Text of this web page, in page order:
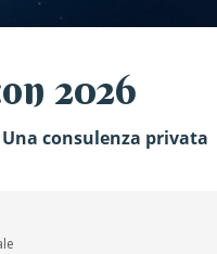
2026
consulenza privata